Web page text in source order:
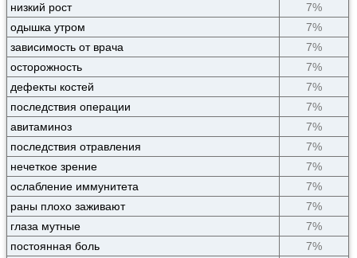
низкий рост
7%
одышка утром
7%
зависимость от врача
7%
осторожность
7%
дефекты костей
7%
последствия операции
7%
авитаминоз
7%
последствия отравления
7%
нечеткое зрение
7%
ослабление иммунитета
7%
раны плохо заживают
7%
глаза мутные
7%
постоянная боль
7%